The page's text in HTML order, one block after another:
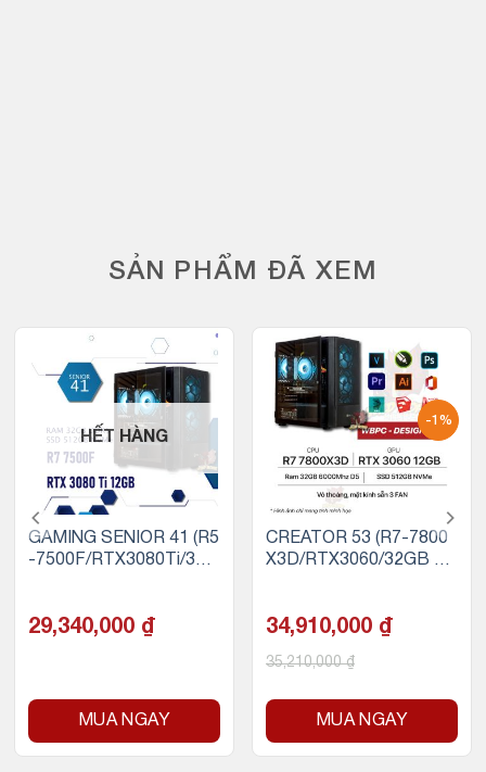
SẢN PHẨM ĐÃ XEM
HẾT HÀNG
GAMING SENIOR 41 (R5
-7500F/RTX3080Ti/32G
29,340,000 ₫
MUA NGAY
-1%
CREATOR 53 (R7-7800
X3D/RTX3060/32GB RA
34,910,000 ₫
35,210,000₫
MUA NGAY